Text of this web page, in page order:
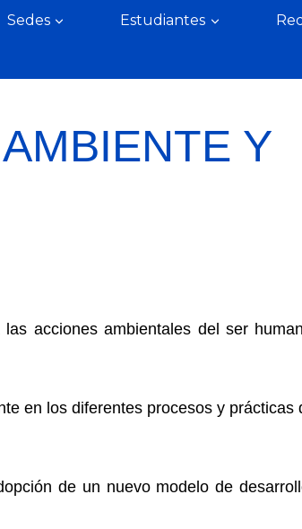
Sedes Estudiantes
Y
acciones ambientales del ser
en los diferentes procesos y prácticas
de un nuevo modelo de